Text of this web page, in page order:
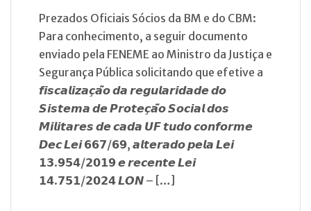
Prezados Oficiais Sócios da BM e do CBM:
Para conhecimento, a seguir documento
enviado pela FENEME ao Ministro da Justiça e
Segurança Pública solicitando que efetive a
𝙛𝙞𝙨𝙘𝙖𝙡𝙞𝙯𝙖𝙘̧𝙖̃𝙤 𝙙𝙖 𝙧𝙚𝙜𝙪𝙡𝙖𝙧𝙞𝙙𝙖𝙙𝙚 𝙙𝙤
𝙎𝙞𝙨𝙩𝙚𝙢𝙖 𝙙𝙚 𝙋𝙧𝙤𝙩𝙚𝙘̧𝙖̃𝙤 𝙎𝙤𝙘𝙞𝙖𝙡 𝙙𝙤𝙨
𝙈𝙞𝙡𝙞𝙩𝙖𝙧𝙚𝙨 𝙙𝙚 𝙘𝙖𝙙𝙖 𝙐𝙁 𝙩𝙪𝙙𝙤 𝙘𝙤𝙣𝙛𝙤𝙧𝙢𝙚
𝘿𝙚𝙘 𝙇𝙚𝙞 𝟲𝟲𝟳/𝟲𝟵, 𝙖𝙡𝙩𝙚𝙧𝙖𝙙𝙤 𝙥𝙚𝙡𝙖 𝙇𝙚𝙞
𝟭𝟯.𝟵𝟱𝟰/𝟮𝟬𝟭𝟵 𝙚 𝙧𝙚𝙘𝙚𝙣𝙩𝙚 𝙇𝙚𝙞
𝟭𝟰.𝟳𝟱𝟭/𝟮𝟬𝟮𝟰 𝙇𝙊𝙉 – […]